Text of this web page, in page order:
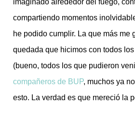
compartiendo momentos
he podido cumplir. La que más me
quedada que hicimos con todos
(bueno, todos los que pudieron
compañeros de BUP, muchos ya
esto. La verdad es que mereció la